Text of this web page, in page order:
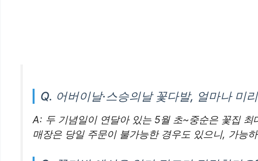
Q. 어버이날·스승의날 꽃다발, 얼마나 미
A: 두 기념일이 연달아 있는 5월 초~중순은 꽃집
매장은 당일 주문이 불가능한 경우도 있으니, 가능